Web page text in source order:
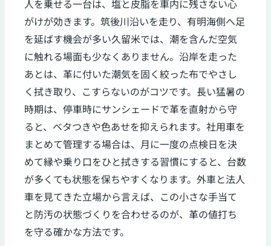
人を乗せる一台は、塩と皮脂を車内に残さない心
がけが効きます。筑後川沿いを走り、有明海側へ足
を延ばす機会が多い久留米では、潮を含んだ空気
に触れる場面も少なくありません。沿岸を走った
あとは、革に付いた潮気を固く絞った布でやさし
く拭き取り、こすらないのがコツです。長い猛暑の
時期は、停車時にサンシェードで革を直射から守
ると、ベタつきや色あせを抑えられます。社用車を
まとめて管理する場合は、月に一度の点検日を決
めて縁や乗り口をひと拭きする習慣にすると、台数
が多くても状態を保ちやすくなります。外車と法人
車を見てきた立場から言えば、この小さな手当て
と防汚の状態づくりを合わせるのが、革の値打ち
を守る確かな方法です。